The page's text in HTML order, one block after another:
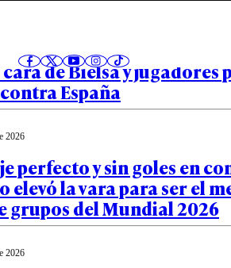
en Uruguay: los
de Bielsa y jugadores
España
2026
perfecto y sin goles en
elevó la vara para ser el
grupos del Mundial 2026
2026